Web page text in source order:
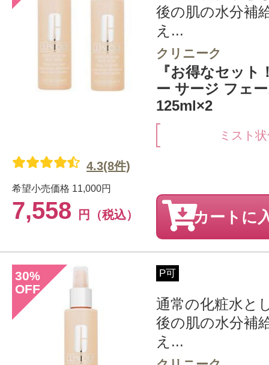
後の肌の水分補
え...
クリニーク
『お得なセッ
ー サージ フェ
125ml×2
ミスト
希望小売価格 11,000円
7,558 円（税込）
4.3(8件)
カートに
30%
OFF
P可
通常の化粧水と
後の肌の水分補
え...